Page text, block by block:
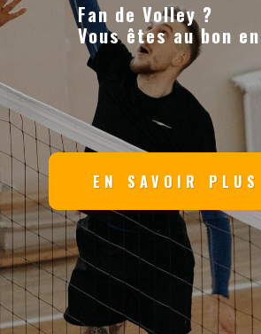
Fan de Volley ?
Vous êtes au bon
EN SAVOIR PLUS